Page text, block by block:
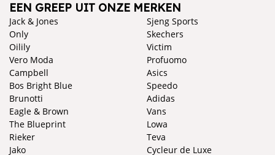
EEN GREEP UIT ONZE MERKEN
Jack & Jones
Only
Oilily
Vero Moda
Campbell
Bos Bright Blue
Brunotti
Eagle & Brown
The Blueprint
Rieker
Jako
Sjeng Sports
Skechers
Victim
Profuomo
Asics
Speedo
Adidas
Vans
Lowa
Teva
Cycleur de Luxe